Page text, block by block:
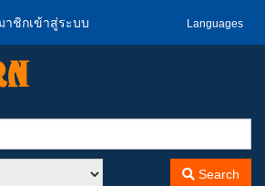
าชิกเข้าสู่ระบบ Languages
Search